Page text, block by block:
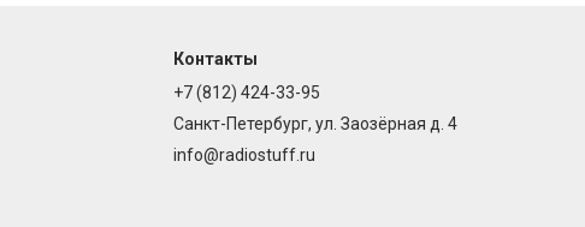
Контакты
+7 (812) 424-33-95
Санкт-Петербург, ул. Заозёрная д. 4
info@radiostuff.ru